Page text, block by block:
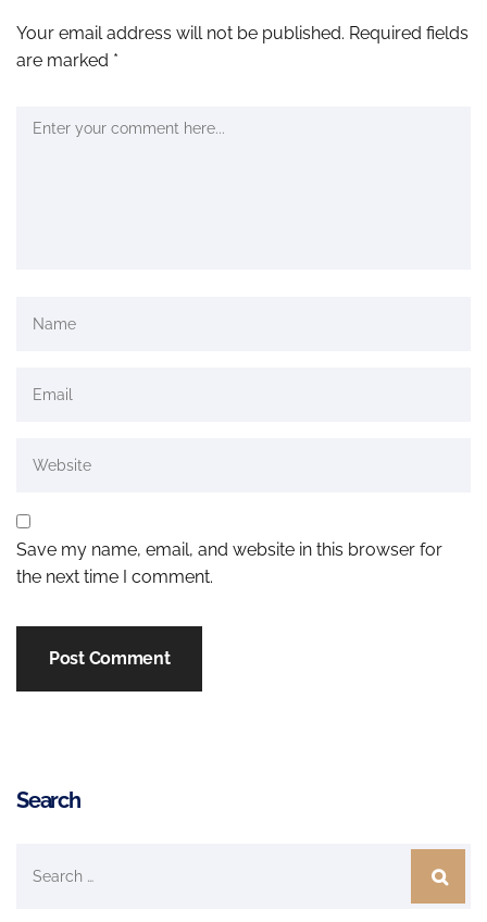
Your email address will not be published. Required fields
are marked *
Save my name, email, and website in this browser for
the next time I comment.
Search